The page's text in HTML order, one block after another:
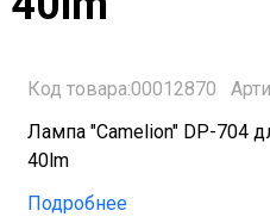
Код товара:00012870
Лампа "Camelion" DP-704
40lm
Подробнее